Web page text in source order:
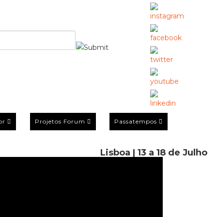
Projetos Forum Passatempos
Lisboa | 13 a 18 de Julho